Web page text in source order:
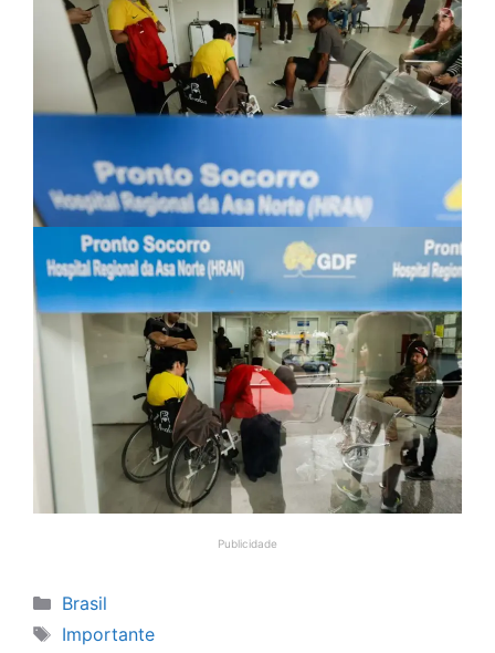
Publicidade
Categorias
Brasil
Tags
Importante